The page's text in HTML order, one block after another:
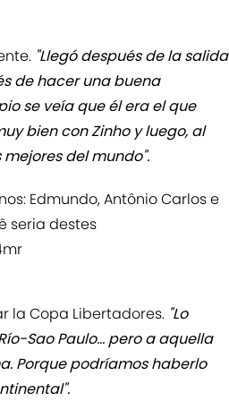
"Llegó después de la salida
de hacer una buena
se veía que él era el que
bien con Zinho y luego, al
del mundo".
Edmundo, Antônio Carlos e
seria destes
la Copa Libertadores. "Lo
Sao Paulo... pero a aquella
Porque podríamos haberlo